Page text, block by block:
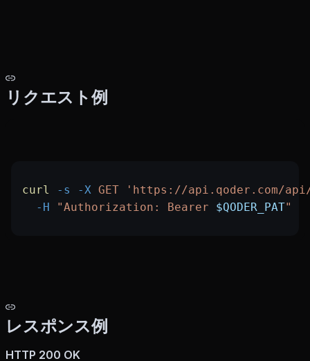
リクエスト例
curl -s -X GET 'https://api.qoder.com/api/
  -H
"Authorization: Bearer $QODER_PAT"
レスポンス例
HTTP 200 OK